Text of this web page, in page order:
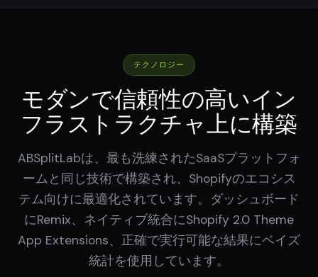
テクノロジー
モダンで信頼性の高いイン
フラストラクチャ上に構築
ABSplitLabは、最も洗練されたSaaSプラットフォ
ームと同じ技術で構築され、Shopifyのエコシス
テム向けに最適化されています。ダッシュボード
にRemix、ネイティブ統合にShopify 2.0 Theme
App Extensions、正確で実行可能な結果にベイズ
統計を使用しています。